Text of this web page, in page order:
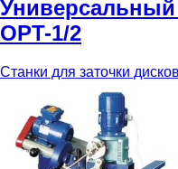
Универсальный
OPT-1/2
Станки для заточки